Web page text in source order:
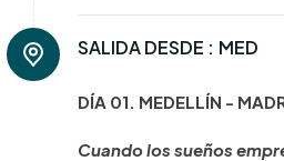
SALIDA DESDE : MED
DÍA 01. MEDELLÍN -
Cuando los sueños